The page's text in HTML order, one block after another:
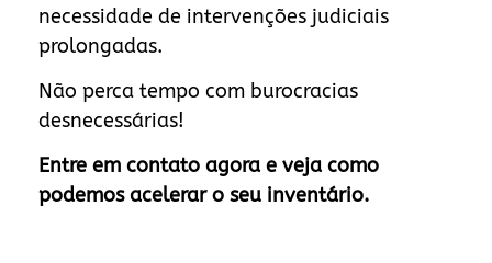
necessidade de intervenções judiciais
prolongadas.
Não perca tempo com burocracias
desnecessárias!
Entre em contato agora e veja como
podemos acelerar o seu inventário.